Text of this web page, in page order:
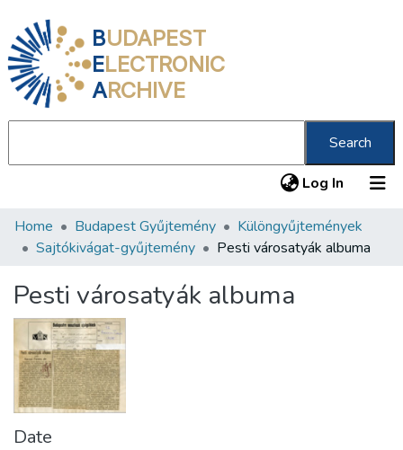
BUDAPEST
ELECTRONIC
ARCHIVE
Search
Log In (current)
Communities & Collections
Statistics
About us
Home Budapest Gyűjtemény
Különgyűjtemények
Sajtókivágat-gyűjtemény
Pesti városatyák albuma
Pesti városatyák albuma
Date